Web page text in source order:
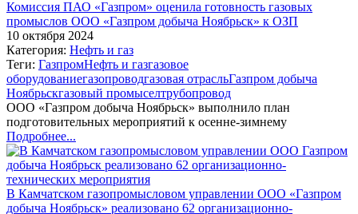
Комиссия ПАО «Газпром» оценила готовность газовых
промыслов ООО «Газпром добыча Ноябрьск» к ОЗП
10 октября 2024
Категория: Нефть и газ
Теги: ГазпромНефть и газгазовое
оборудованиегазопроводгазовая отрасльГазпром добыча
Ноябрьскгазовый промыселтрубопровод
ООО «Газпром добыча Ноябрьск» выполнило план
подготовительных мероприятий к осенне-зимнему
Подробнее...
В Камчатском газопромысловом управлении ООО «Газпром
добыча Ноябрьск» реализовано 62 организационно-